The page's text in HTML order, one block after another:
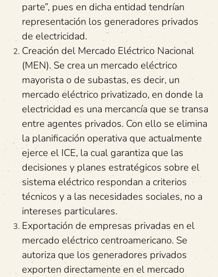
parte”, pues en dicha entidad tendrían
representación los generadores privados
de electricidad.
Creación del Mercado Eléctrico Nacional
(MEN). Se crea un mercado eléctrico
mayorista o de subastas, es decir, un
mercado eléctrico privatizado, en donde la
electricidad es una mercancía que se transa
entre agentes privados. Con ello se elimina
la planificación operativa que actualmente
ejerce el ICE, la cual garantiza que las
decisiones y planes estratégicos sobre el
sistema eléctrico respondan a criterios
técnicos y a las necesidades sociales, no a
intereses particulares.
Exportación de empresas privadas en el
mercado eléctrico centroamericano. Se
autoriza que los generadores privados
exporten directamente en el mercado